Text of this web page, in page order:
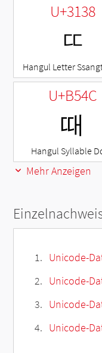
U+3138
ㄸ
Hangul Letter
U+B54C
때
Hangul Syllable
Mehr Anzeigen
Unicode-
Unicode-
Unicode-
Unicode-